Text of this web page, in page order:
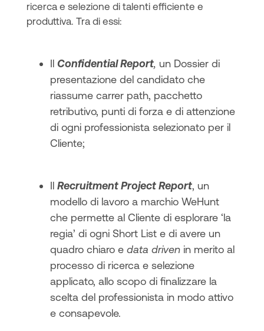
ricerca e selezione di talenti efficiente e
produttiva. Tra di essi:
Il Confidential Report, un Dossier di
presentazione del candidato che
riassume carrer path, pacchetto
retributivo, punti di forza e di attenzione
di ogni professionista selezionato per il
Cliente;
Il Recruitment Project Report, un
modello di lavoro a marchio WeHunt
che permette al Cliente di esplorare ‘la
regia’ di ogni Short List e di avere un
quadro chiaro e data drivenin merito al
processo di ricerca e selezione
applicato, allo scopo di finalizzare la
scelta del professionista in modo attivo
e consapevole.